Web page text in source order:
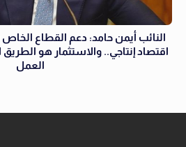
النائب أيمن حامد: دعم القطاع
اقتصاد إنتاجي.. والاستثمار هو
العمل